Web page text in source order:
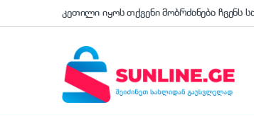
კეთილი იყოს თქვენი მობრძანება ჩვენს